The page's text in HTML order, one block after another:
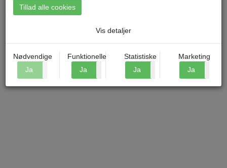
Tillad alle cookies
Vis detaljer
Nødvendige
Ja
Funktionelle
Ja
Statistiske
Ja
Marketing
Ja